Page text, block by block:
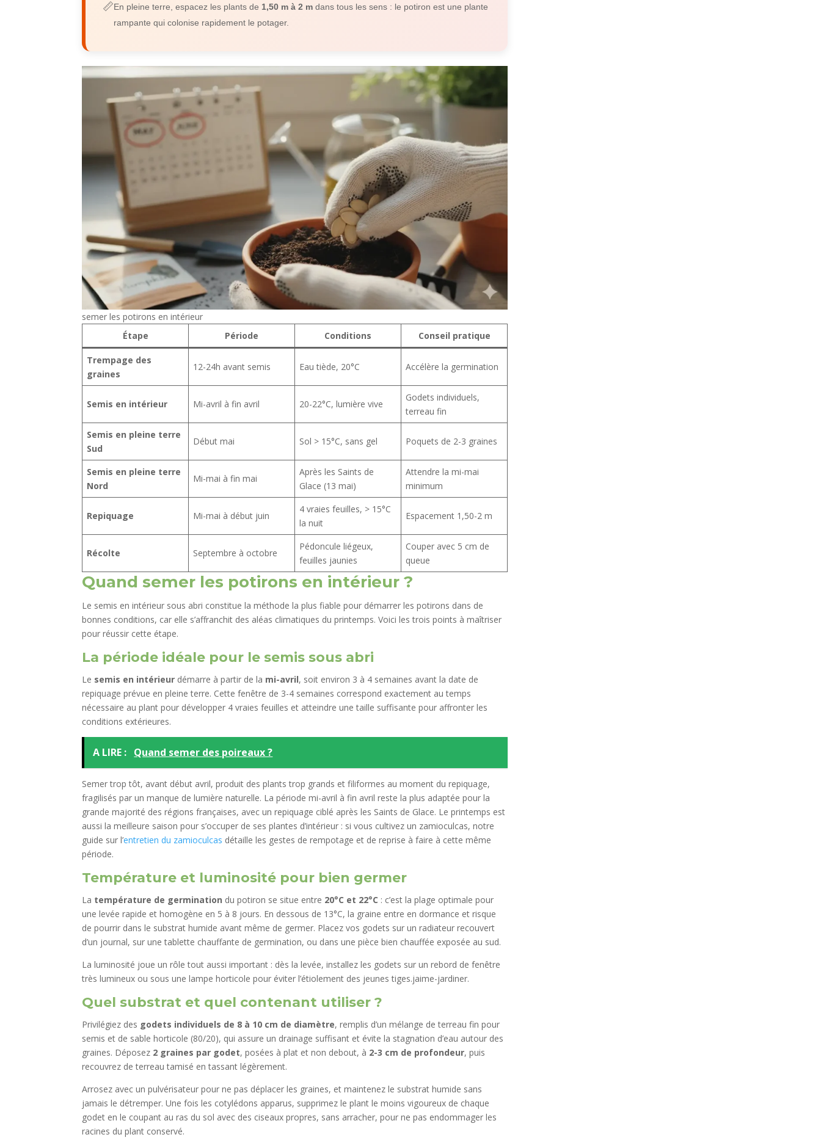
📏En pleine terre, espacez les plants de 1,50 m à 2 m dans tous les sens : le potiron est une plante
rampante qui colonise rapidement le potager.
semer les potirons en intérieur
Étape
Période Conditions Conseil pratique
Trempage des
graines
12-24h avant semis Eau tiède, 20°C Accélère la germination
Semis en intérieur Mi-avril à fin avril 20-22°C, lumière vive
Godets individuels,
terreau fin
Semis en pleine terre
Sud
Début mai Sol > 15°C, sans gel Poquets de 2-3 graines
Semis en pleine terre
Nord
Mi-mai à fin mai
Après les Saints de
Glace (13 mai)
Attendre la mi-mai
minimum
Repiquage Mi-mai à début juin
4 vraies feuilles, > 15°C
la nuit
Espacement 1,50-2 m
Récolte Septembre à octobre
Pédoncule liégeux,
feuilles jaunies
Couper avec 5 cm de
queue
Quand semer les potirons en intérieur ?
Le semis en intérieur sous abri constitue la méthode la plus fiable pour démarrer les potirons dans de
bonnes conditions, car elle s’affranchit des aléas climatiques du printemps. Voici les trois points à maîtriser
pour réussir cette étape.
La période idéale pour le semis sous abri
Le semis en intérieur démarre à partir de la mi-avril, soit environ 3 à 4 semaines avant la date de
repiquage prévue en pleine terre. Cette fenêtre de 3-4 semaines correspond exactement au temps
nécessaire au plant pour développer 4 vraies feuilles et atteindre une taille suffisante pour affronter les
conditions extérieures.
A LIRE : Quand semer des poireaux ?
Semer trop tôt, avant début avril, produit des plants trop grands et filiformes au moment du repiquage,
fragilisés par un manque de lumière naturelle. La période mi-avril à fin avril reste la plus adaptée pour la
grande majorité des régions françaises, avec un repiquage ciblé après les Saints de Glace. Le printemps est
aussi la meilleure saison pour s’occuper de ses plantes d’intérieur : si vous cultivez un zamioculcas, notre
guide sur l’entretien du zamioculcas détaille les gestes de rempotage et de reprise à faire à cette même
période.
Température et luminosité pour bien germer
La température de germination du potiron se situe entre 20°C et 22°C : c’est la plage optimale pour
une levée rapide et homogène en 5 à 8 jours. En dessous de 13°C, la graine entre en dormance et risque
de pourrir dans le substrat humide avant même de germer. Placez vos godets sur un radiateur recouvert
d’un journal, sur une tablette chauffante de germination, ou dans une pièce bien chauffée exposée au sud.
La luminosité joue un rôle tout aussi important : dès la levée, installez les godets sur un rebord de fenêtre
très lumineux ou sous une lampe horticole pour éviter l’étiolement des jeunes tiges.jaime-jardiner.
Quel substrat et quel contenant utiliser ?
Privilégiez des godets individuels de 8 à 10 cm de diamètre, remplis d’un mélange de terreau fin pour
semis et de sable horticole (80/20), qui assure un drainage suffisant et évite la stagnation d’eau autour des
graines. Déposez 2 graines par godet, posées à plat et non debout, à 2-3 cm de profondeur, puis
recouvrez de terreau tamisé en tassant légèrement.
Arrosez avec un pulvérisateur pour ne pas déplacer les graines, et maintenez le substrat humide sans
jamais le détremper. Une fois les cotylédons apparus, supprimez le plant le moins vigoureux de chaque
godet en le coupant au ras du sol avec des ciseaux propres, sans arracher, pour ne pas endommager les
racines du plant conservé.